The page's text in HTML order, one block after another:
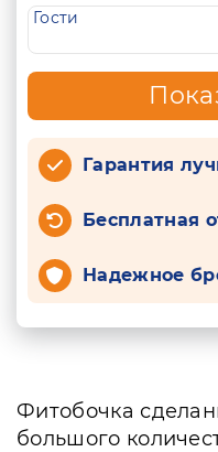
Гости
Гарантия
Бесплатная
Надежное
Фитобочка
большого